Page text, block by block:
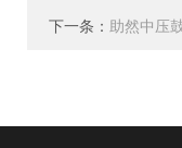
下一条： 助然中压